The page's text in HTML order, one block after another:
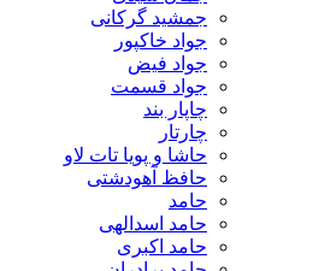
جمشید گرکانی
جواد خاکپور
جواد فیض
جواد قسمت
چاپار بند
چارتار
حاشا و پویا تات لاو
حافظ آهودشتی
حامد
حامد اسدالهی
حامد اکبری